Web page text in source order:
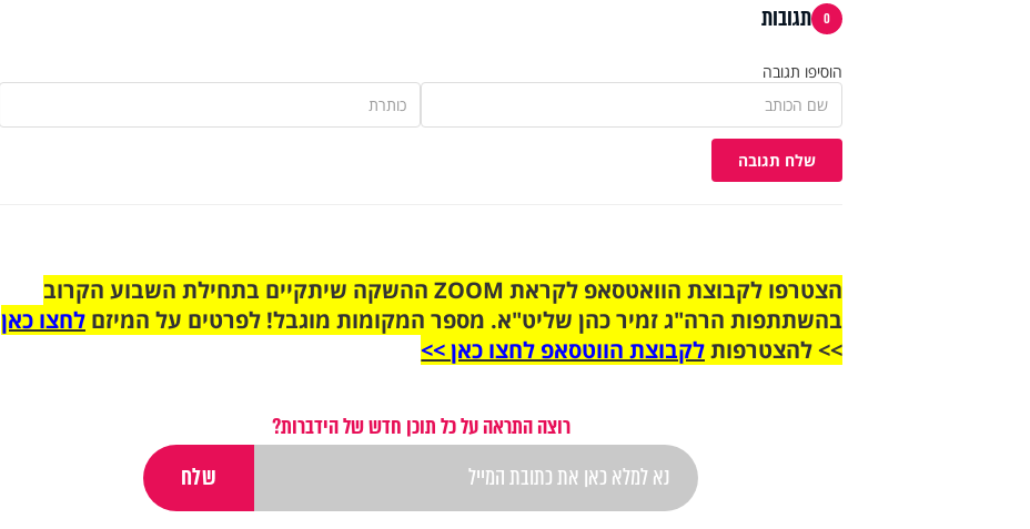
0 תגובות
הוסיפו תגובה
שלח תגובה
הצטרפו לקבוצת הוואטסאפ לקראת ZOOM ההשקה שיתקיים בתחילת השבוע הקרוב
בהשתתפות הרה"ג זמיר כהן שליט"א. מספר המקומות מוגבל! לפרטים על המיזם לחצו כאן
>> להצטרפותלקבוצת הווטסאפ לחצו כאן >>
רוצה התראה על כל תוכן חדש של הידברות?